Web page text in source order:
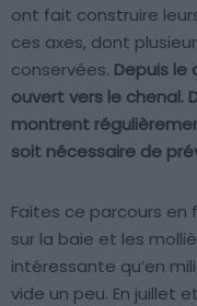
ont fait construire
ces axes, dont
conservées. Depuis le
ouvert vers le chenal.
montrent
soit nécessaire de
Faites ce parcours en
sur la baie et les
intéressante qu’en
vide un peu. En juillet